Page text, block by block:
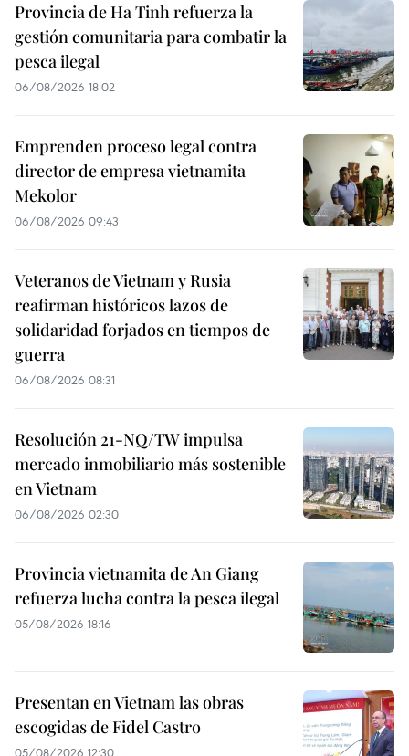
Provincia de Ha Tinh refuerza la
gestión comunitaria para combatir la
pesca ilegal
06/08/2026 18:02
Emprenden proceso legal contra
director de empresa vietnamita
Mekolor
06/08/2026 09:43
Veteranos de Vietnam y Rusia
reafirman históricos lazos de
solidaridad forjados en tiempos de
guerra
06/08/2026 08:31
Resolución 21-NQ/TW impulsa
mercado inmobiliario más sostenible
en Vietnam
06/08/2026 02:30
Provincia vietnamita de An Giang
refuerza lucha contra la pesca ilegal
05/08/2026 18:16
Presentan en Vietnam las obras
escogidas de Fidel Castro
05/08/2026 12:30